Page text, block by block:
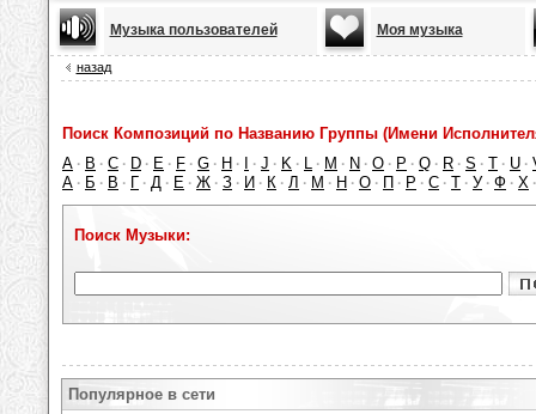
Музыка пользователей Моя музыка
назад
Поиск Композиций по Названию Группы (Имени
A · B · C · D · E · F · G · H · · J · K · L · M · N · O · P · Q · R · S · T · U ·
А · Б · В · Г · Д · Е · Ж · З · И · К · Л · М · Н · О · П · Р · С · Т · У · Ф · Х
Поиск Музыки:
Популярное в сети